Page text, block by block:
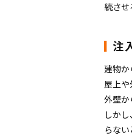
続させ
注
建物か
屋上や
外壁か
しか
らない